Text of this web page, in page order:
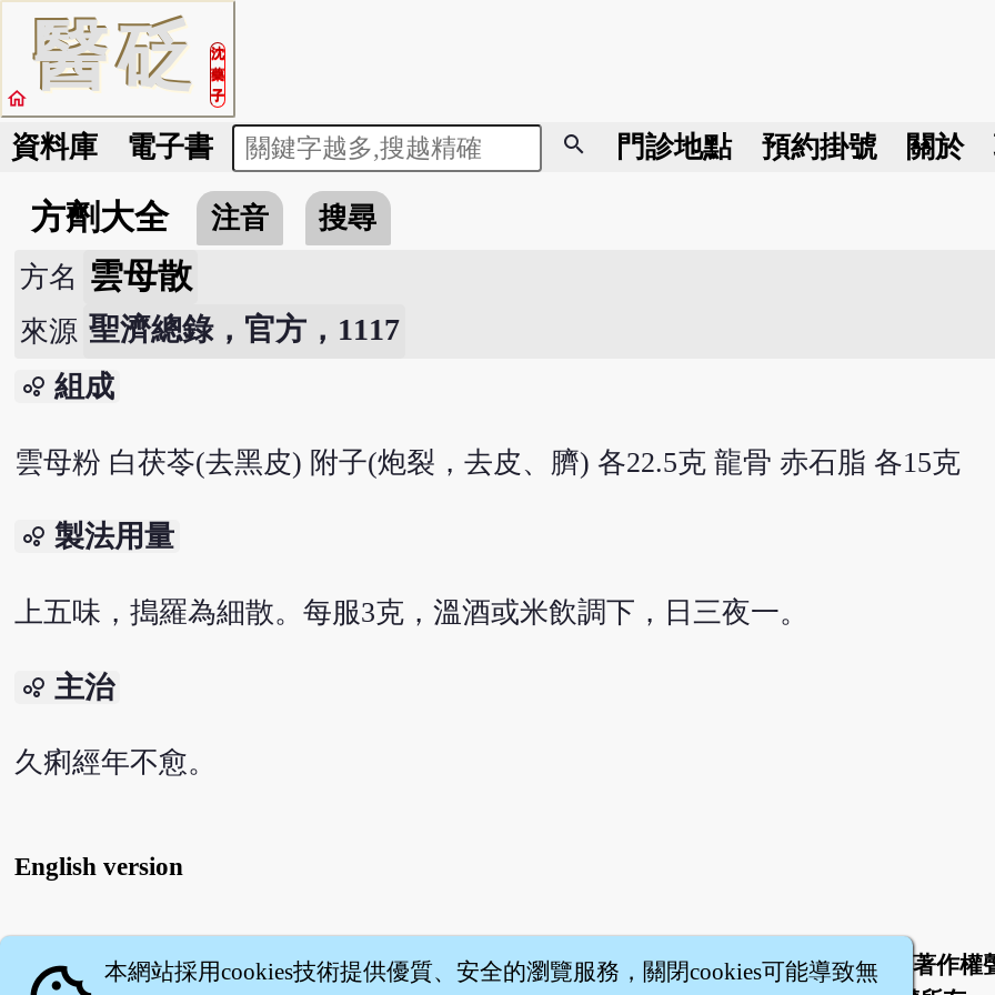
醫砭
沈
藥
子
home
資料庫 電子書 search 門診地點 預約掛號 關於
方劑大全 注音
搜尋
方名 雲母散
來源 聖濟總錄，官方，1117
bubble_chart 組成
雲母粉 白茯苓(去黑皮) 附子(炮裂，去皮、臍) 各22.5克 龍骨 赤石脂 各15克
bubble_chart 製法用量
上五味，搗羅為細散。每服3克，溫酒或米飲調下，日三夜一。
bubble_chart 主治
久痢經年不愈。
English version
關於 | 聯絡我們 服務條款 隱私權條款
著作權
本網站採用cookies技術提供優質、安全的瀏覽服務，關閉cookies可能導致無